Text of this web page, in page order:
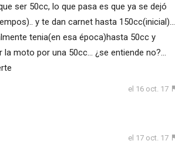
ser 50cc, lo que pasa es que ya se dejó
y te dan carnet hasta 150cc(inicial)...
tenia(en esa época)hasta 50cc y
moto por una 50cc... ¿se entiende no?...
el 16 oct. 17
el 17 oct. 17